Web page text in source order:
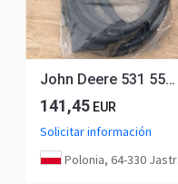
John Deere 531 551 583 631 651 731 Wiązka Przewodów DC51702
141,45 EUR
Solicitar información
Polonia, 64-330 Jastrzębniki